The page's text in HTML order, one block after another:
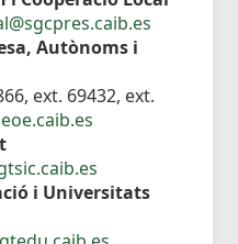
Autònoms i
ext. 69432, ext.
i Universitats